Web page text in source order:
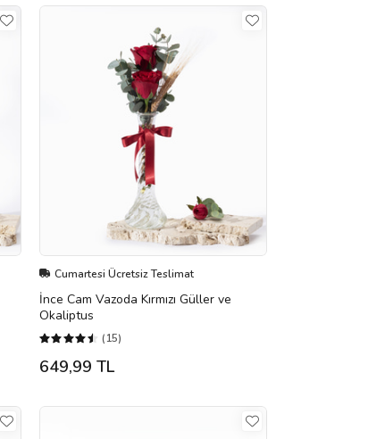
Cumartesi Ücretsiz Teslimat
İnce Cam Vazoda Kırmızı Güller ve
Okaliptus
(15)
649,99 TL